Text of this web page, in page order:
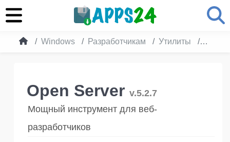
Windows Разработчикам Утилиты Open
Open Server v.5.2.7
Мощный инструмент для веб-
разработчиков